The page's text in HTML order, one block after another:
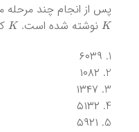
پس از انجام چند مرحله
Kنوشته شده است.K
۶۰۳۹
۱۰۸۲
۱۳۴۷
۵۱۳۲
۵۹۲۱